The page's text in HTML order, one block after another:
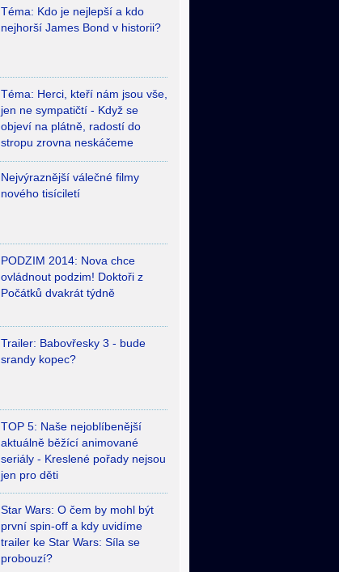
Téma: Kdo je nejlepší a kdo
nejhorší James Bond v historii?
Téma: Herci, kteří nám jsou vše,
jen ne sympatičtí - Když se
objeví na plátně, radostí do
stropu zrovna neskáčeme
Nejvýraznější válečné filmy
nového tisíciletí
PODZIM 2014: Nova chce
ovládnout podzim! Doktoři z
Počátků dvakrát týdně
Trailer: Babovřesky 3 - bude
srandy kopec?
TOP 5: Naše nejoblíbenější
aktuálně běžící animované
seriály - Kreslené pořady nejsou
jen pro děti
Star Wars: O čem by mohl být
první spin-off a kdy uvidíme
trailer ke Star Wars: Síla se
probouzí?